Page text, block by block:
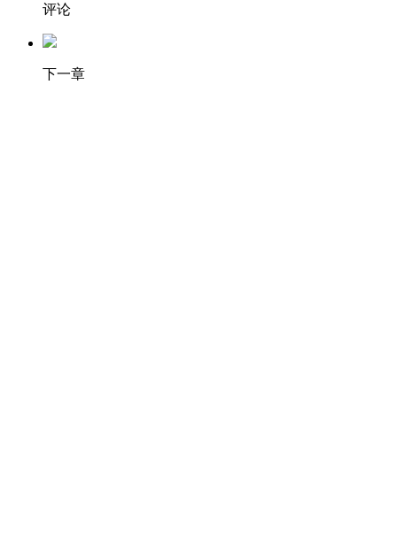
评论
下一章